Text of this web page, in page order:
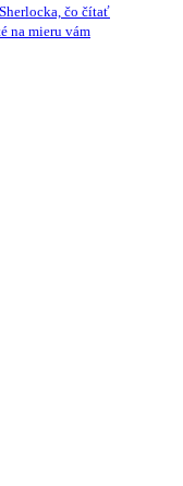
čo čítať
na mieru vám